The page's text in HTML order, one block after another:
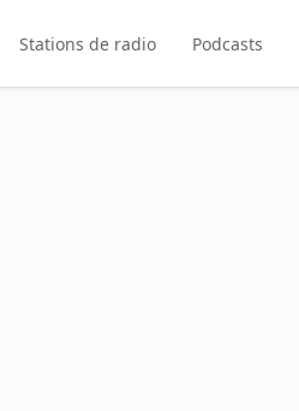
Stations de radio Podcasts